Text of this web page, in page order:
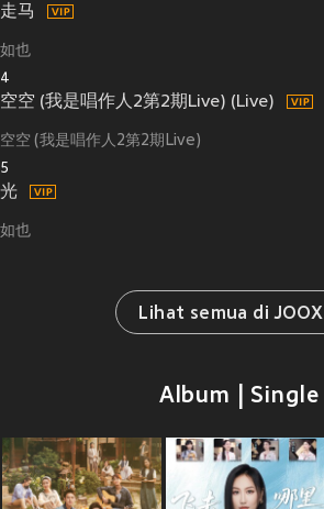
走马
如也
4
空空 (我是唱作人2第2期Live) (Live)
空空 (我是唱作人2第2期Live)
5
光
如也
Lihat semua di JOOX
Album | Single